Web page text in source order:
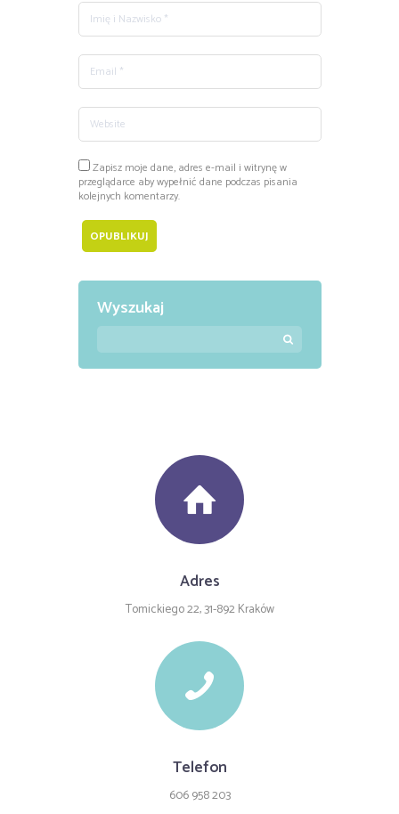
Zapisz moje dane, adres e-mail i witrynę w
przeglądarce aby wypełnić dane podczas pisania
kolejnych komentarzy.
Wyszukaj
Adres
Tomickiego 22, 31-892 Kraków
Telefon
606 958 203